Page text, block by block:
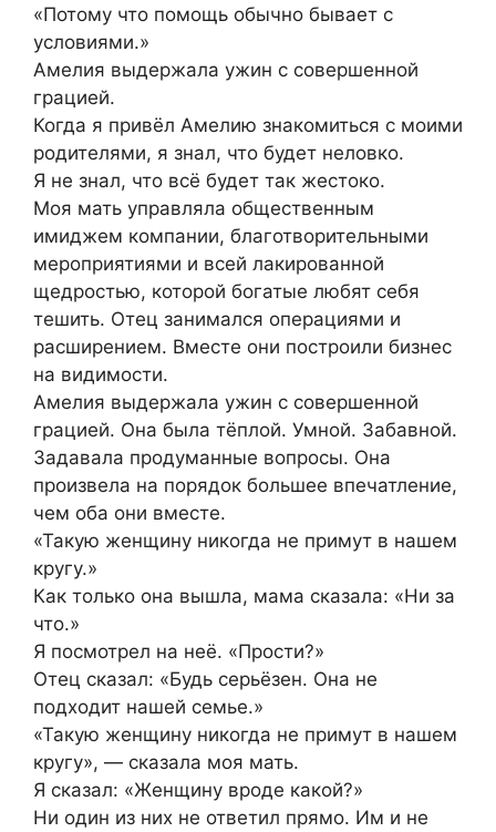
«Потому что помощь обычно бывает с
условиями.»
Амелия выдержала ужин с совершенной
грацией.
Когда я привёл Амелию знакомиться с моими
родителями, я знал, что будет неловко.
Я не знал, что всё будет так жестоко.
Моя мать управляла общественным
имиджем компании, благотворительными
мероприятиями и всей лакированной
щедростью, которой богатые любят себя
тешить. Отец занимался операциями и
расширением. Вместе они построили бизнес
на видимости.
Амелия выдержала ужин с совершенной
грацией. Она была тёплой. Умной. Забавной.
Задавала продуманные вопросы. Она
произвела на порядок большее впечатление,
чем оба они вместе.
«Такую женщину никогда не примут в нашем
кругу.»
Как только она вышла, мама сказала: «Ни за
что.»
Я посмотрел на неё. «Прости?»
Отец сказал: «Будь серьёзен. Она не
подходит нашей семье.»
«Такую женщину никогда не примут в нашем
кругу», — сказала моя мать.
Я сказал: «Женщину вроде какой?»
Ни один из них не ответил прямо. Им и не